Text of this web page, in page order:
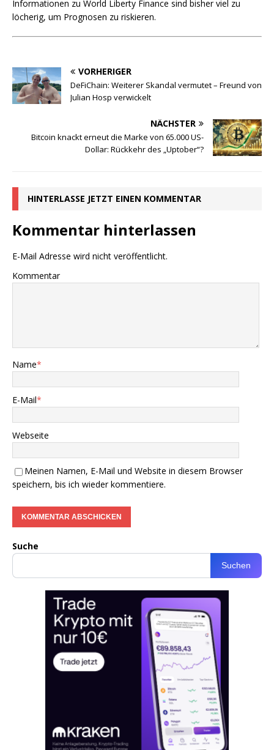
Informationen zu World Liberty Finance sind bisher viel zu
löcherig, um Prognosen zu riskieren.
VORHERIGER
DeFiChain: Weiterer Skandal vermutet – Freund von
Julian Hosp verwickelt
NÄCHSTER
Bitcoin knackt erneut die Marke von 65.000 US-
Dollar: Rückkehr des „Uptober“?
HINTERLASSE JETZT EINEN KOMMENTAR
Kommentar hinterlassen
E-Mail Adresse wird nicht veröffentlicht.
Kommentar
Name*
E-Mail*
Webseite
Meinen Namen, E-Mail und Website in diesem Browser
speichern, bis ich wieder kommentiere.
Suche
Suchen